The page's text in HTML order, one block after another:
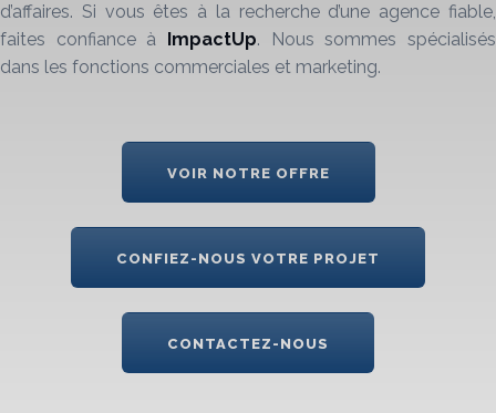
d’affaires. Si vous êtes à la recherche d’une agence fiable,
faites confiance à
ImpactUp. Nous sommes spécialisés
dans les fonctions commerciales et marketing.
VOIR NOTRE OFFRE
CONFIEZ-NOUS VOTRE PROJET
CONTACTEZ-NOUS